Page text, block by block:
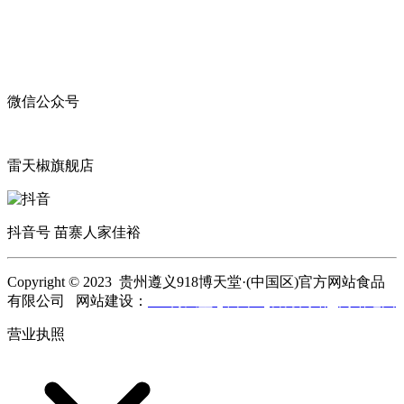
微信公众号
雷天椒旗舰店
抖音号 苗寨人家佳裕
Copyright © 2023 贵州遵义918博天堂·(中国区)官方网站食品
有限公司 网站建设：
营业执照